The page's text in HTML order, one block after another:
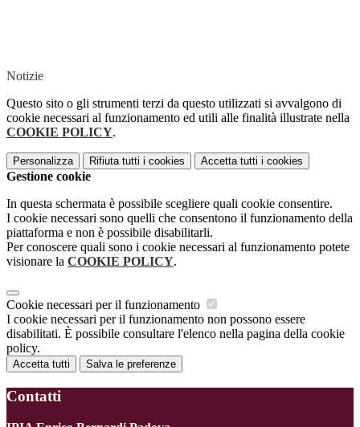
Notizie
Questo sito o gli strumenti terzi da questo utilizzati si avvalgono di
cookie necessari al funzionamento ed utili alle finalità illustrate nella
COOKIE POLICY.
Personalizza Rifiuta tutti i cookies Accetta tutti i cookies
Gestione cookie
In questa schermata è possibile scegliere quali cookie consentire.
I cookie necessari sono quelli che consentono il funzionamento della
piattaforma e non è possibile disabilitarli.
Per conoscere quali sono i cookie necessari al funzionamento potete
visionare la COOKIE POLICY.
Cookie necessari per il funzionamento
I cookie necessari per il funzionamento non possono essere
disabilitati. È possibile consultare l'elenco nella pagina della cookie
policy.
Accetta tutti Salva le preferenze
Contatti